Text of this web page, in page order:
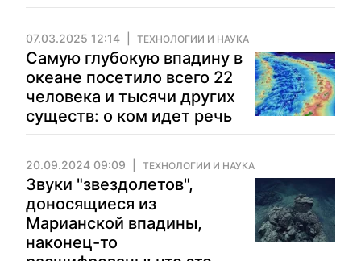
07.03.2025 12:14 ТЕХНОЛОГИИ И НАУКА
Самую глубокую впадину в
океане посетило всего 22
человека и тысячи других
существ: о ком идет речь
20.09.2024 09:09 ТЕХНОЛОГИИ И НАУКА
Звуки "звездолетов",
доносящиеся из
Марианской впадины,
наконец-то